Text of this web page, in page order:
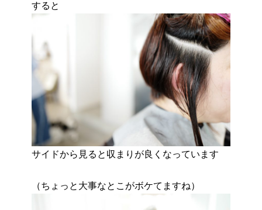
すると
サイドから見ると収まりが良くなっています
（ちょっと大事なとこがボケてますね）